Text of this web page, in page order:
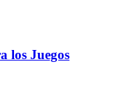
los Juegos